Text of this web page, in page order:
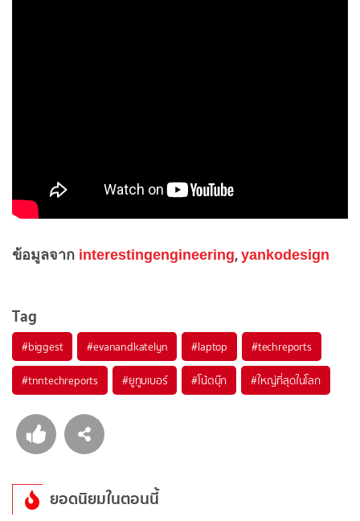
ข้อมูลจาก interestingengineering, yankodesign
Tag
#biggest #evanandkatelyn #laptop #techreports
#tnntechreports #ยูทูบเบอร์ #โน้ตบุ๊ก #ใหญ่ที่สุดในโลก
ยอดนิยมในตอนนี้